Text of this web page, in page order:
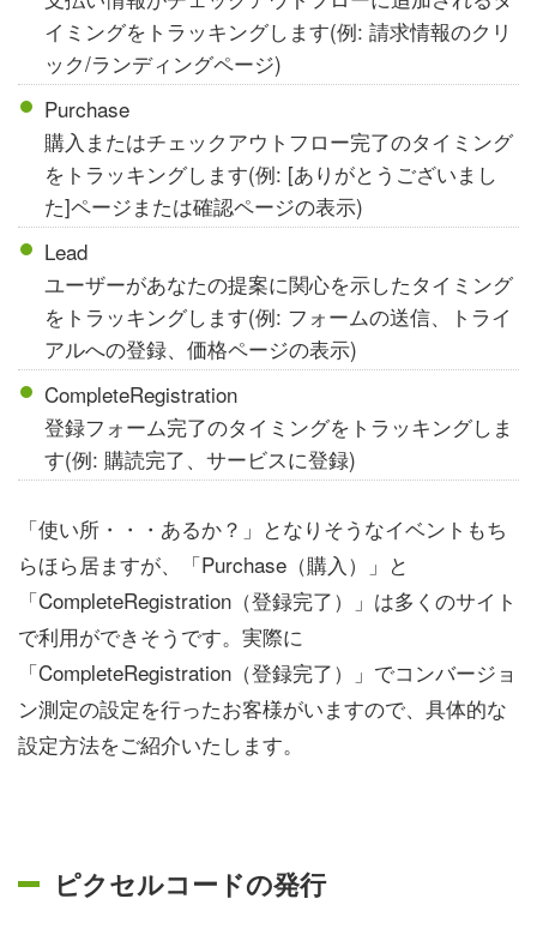
イミングをトラッキングします(例: 請求情報のクリ
ック/ランディングページ)
Purchase
購入またはチェックアウトフロー完了のタイミング
をトラッキングします(例: [ありがとうございまし
た]ページまたは確認ページの表示)
Lead
ユーザーがあなたの提案に関心を示したタイミング
をトラッキングします(例: フォームの送信、トライ
アルへの登録、価格ページの表示)
CompleteRegistration
登録フォーム完了のタイミングをトラッキングしま
す(例: 購読完了、サービスに登録)
「使い所・・・あるか？」となりそうなイベントもち
らほら居ますが、「Purchase（購入）」と
「CompleteRegistration（登録完了）」は多くのサイト
で利用ができそうです。実際に
「CompleteRegistration（登録完了）」でコンバージョ
ン測定の設定を行ったお客様がいますので、具体的な
設定方法をご紹介いたします。
ピクセルコードの発行